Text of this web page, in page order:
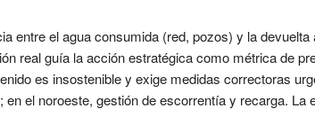
entre el agua consumida (red, pozos) y la
real guía la acción estratégica como métrica de
es insostenible y exige medidas correctoras
el noroeste, gestión de escorrentía y recarga.